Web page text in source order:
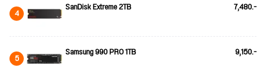
4 SanDisk Extreme 2TB 7,480.-
5 Samsung 990 PRO 1TB 9,150.-